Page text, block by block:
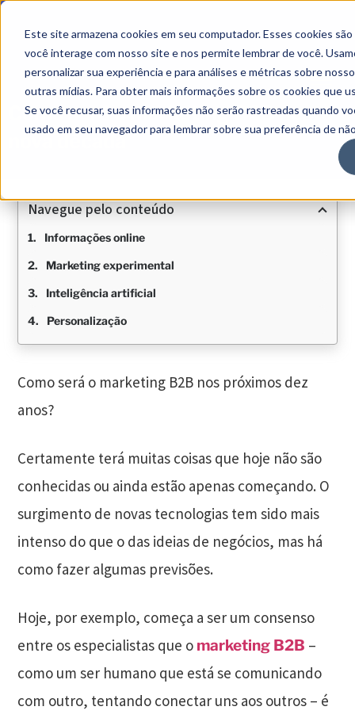
Este site armazena cookies em seu computador. Esses cookies
você interage com nosso site e nos permite lembrar de você.
personalizar sua experiência e para análises e métricas sobre
outras mídias. Para obter mais informações sobre os cookies que
Se você recusar, suas informações não serão rastreadas quando
usado em seu navegador para lembrar sobre sua preferência de
Como será o marketing B2B nesta
nova década
Navegue pelo conteúdo
Informações online
Marketing experimental
Inteligência artificial
Personalização
Como será o marketing B2B nos próximos dez
anos?
Certamente terá muitas coisas que hoje não são
conhecidas ou ainda estão apenas começando. O
surgimento de novas tecnologias tem sido mais
intenso do que o das ideias de negócios, mas há
como fazer algumas previsões.
Hoje, por exemplo, começa a ser um consenso
entre os especialistas que o marketing B2B –
como um ser humano que está se comunicando
com outro, tentando conectar uns aos outros – é